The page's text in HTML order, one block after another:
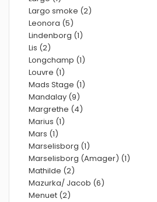
Largo smoke (2)
Leonora (5)
Lindenborg (1)
Lis (2)
Longchamp (1)
Louvre (1)
Mads Stage (1)
Mandalay (9)
Margrethe (4)
Marius (1)
Mars (1)
Marselisborg (1)
Marselisborg (Amager) (1)
Mathilde (2)
Mazurka/ Jacob (6)
Menuet (2)